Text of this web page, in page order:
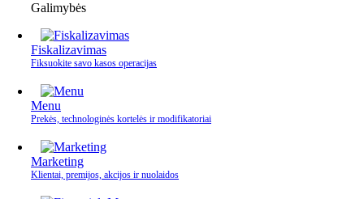
Galimybės
Fiskalizavimas
Fiksuokite savo kasos operacijas
Menu
Prekės, technologinės kortelės ir modifikatoriai
Marketing
Klientai, premijos, akcijos ir nuolaidos